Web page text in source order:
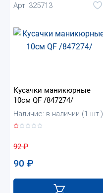
Арт. 325713
Кусачки маникюрные
10см QF /847274/
Наличие: в наличии (1 шт.)
92₽
90 ₽